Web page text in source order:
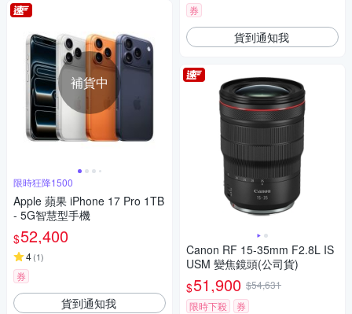
補貨中
限時狂降1500
Apple 蘋果 iPhone 17 Pro 1TB
- 5G智慧型手機
$52,400
4(1)
券
貨到通知我
券
貨到通知我
Canon RF 15-35mm F2.8L IS
USM 變焦鏡頭(公司貨)
$51,900 $54,631
限時下殺
券